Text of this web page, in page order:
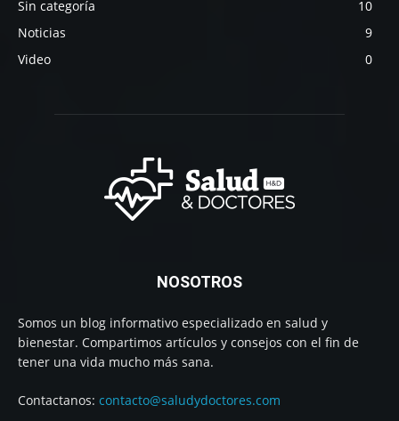
Sin categoría
10
Noticias
9
Video
0
NOSOTROS
Somos un blog informativo especializado en salud y
bienestar. Compartimos artículos y consejos con el fin de
tener una vida mucho más sana.
Contactanos: contacto@saludydoctores.com